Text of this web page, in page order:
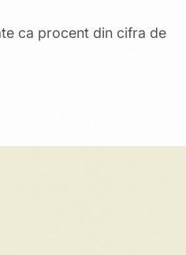
ca procent din cifra de